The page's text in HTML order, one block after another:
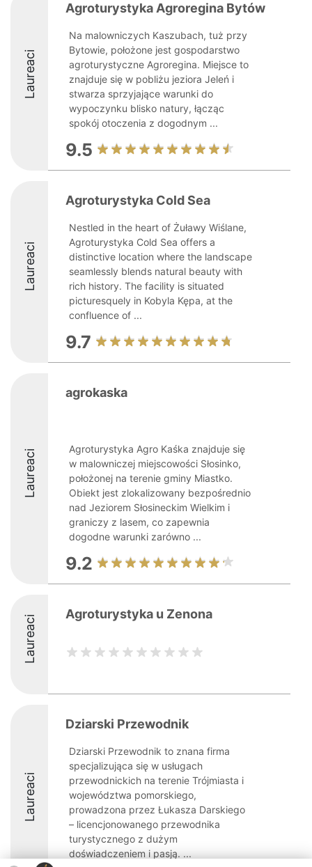
Laureaci
Agroturystyka Agroregina Bytów
Na malowniczych Kaszubach, tuż przy
Bytowie, położone jest gospodarstwo
agroturystyczne Agroregina. Miejsce to
znajduje się w pobliżu jeziora Jeleń i
stwarza sprzyjające warunki do
wypoczynku blisko natury, łącząc
spokój otoczenia z dogodnym ...
9.5
Laureaci
Agroturystyka Cold Sea
Nestled in the heart of Żuławy Wiślane,
Agroturystyka Cold Sea offers a
distinctive location where the landscape
seamlessly blends natural beauty with
rich history. The facility is situated
picturesquely in Kobyla Kępa, at the
confluence of ...
9.7
Laureaci
agrokaska
Agroturystyka Agro Kaśka znajduje się
w malowniczej miejscowości Słosinko,
położonej na terenie gminy Miastko.
Obiekt jest zlokalizowany bezpośrednio
nad Jeziorem Słosineckim Wielkim i
graniczy z lasem, co zapewnia
dogodne warunki zarówno ...
9.2
Laureaci Agroturystyka u Zenona
Laureaci
Dziarski Przewodnik
Dziarski Przewodnik to znana firma
specjalizująca się w usługach
przewodnickich na terenie Trójmiasta i
województwa pomorskiego,
prowadzona przez Łukasza Darskiego
– licencjonowanego przewodnika
turystycznego z dużym
doświadczeniem i pasją. ...